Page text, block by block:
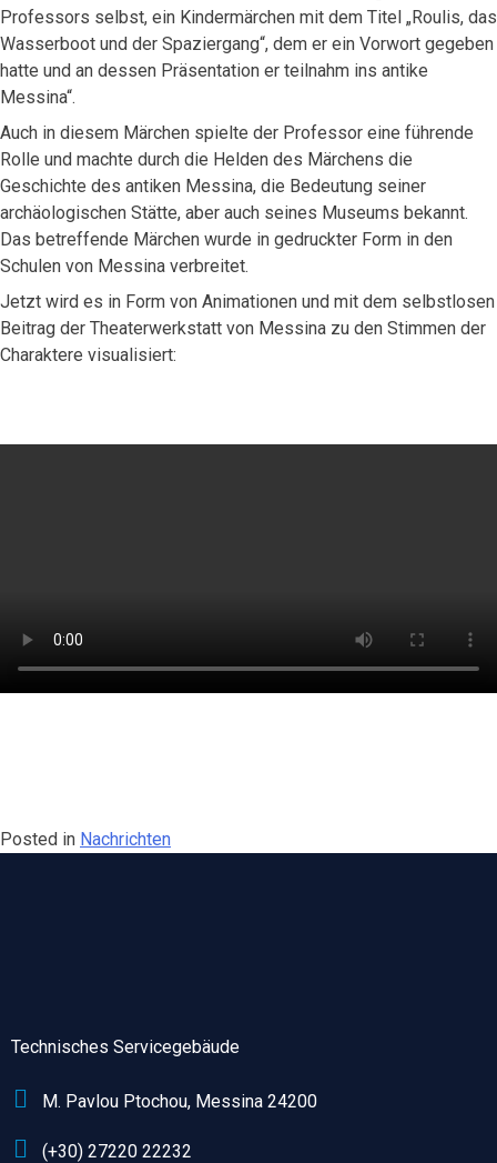
Professors selbst, ein Kindermärchen mit dem Titel „Roulis, das
Wasserboot und der Spaziergang“, dem er ein Vorwort gegeben
hatte und an dessen Präsentation er teilnahm ins antike
Messina“.
Auch in diesem Märchen spielte der Professor eine führende
Rolle und machte durch die Helden des Märchens die
Geschichte des antiken Messina, die Bedeutung seiner
archäologischen Stätte, aber auch seines Museums bekannt.
Das betreffende Märchen wurde in gedruckter Form in den
Schulen von Messina verbreitet.
Jetzt wird es in Form von Animationen und mit dem selbstlosen
Beitrag der Theaterwerkstatt von Messina zu den Stimmen der
Charaktere visualisiert:
Posted in Nachrichten
Technisches Servicegebäude
M. Pavlou Ptochou, Messina 24200
(+30) 27220 22232